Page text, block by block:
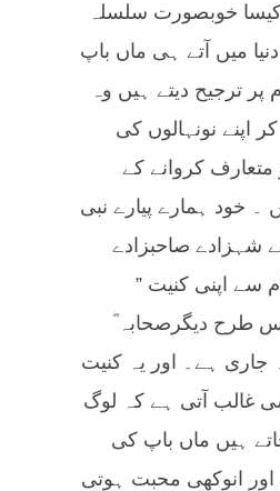
کیسا خوبصورت سلسلہ
میں آتے ہی ماں باپ
پر ترجیح دیتے ہیں وہ
اپنے نونہالوں کی
کروانے کے
۔ خود ہمارے پیارے نبی
شہزادے صاحبزادے
سے اپنی کنیت ”
اس طرح دیگرصحابہ
جاری ہے۔ اور یہ کنیت
غالب آتی ہے کہ لوگ
ہیں ماں باپ کی
اور انوکھی محبت ہوتی